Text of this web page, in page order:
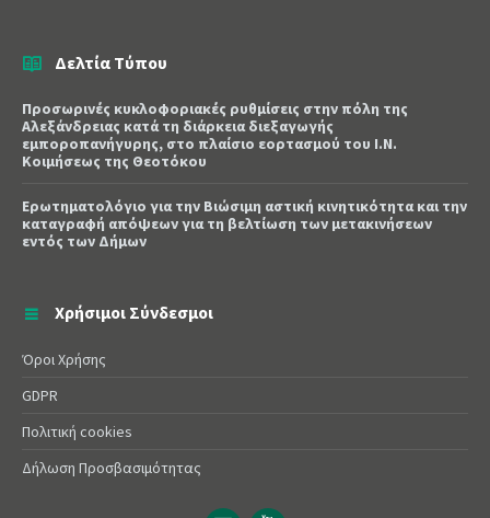
Δελτία Τύπου
Προσωρινές κυκλοφοριακές ρυθμίσεις στην πόλη της
Αλεξάνδρειας κατά τη διάρκεια διεξαγωγής
εμποροπανήγυρης, στο πλαίσιο εορτασμού του Ι.Ν.
Κοιμήσεως της Θεοτόκου
Ερωτηματολόγιο για την Βιώσιμη αστική κινητικότητα και την
καταγραφή απόψεων για τη βελτίωση των μετακινήσεων
εντός των Δήμων
Χρήσιμοι Σύνδεσμοι
Όροι Χρήσης
GDPR
Πολιτική cookies
Δήλωση Προσβασιμότητας